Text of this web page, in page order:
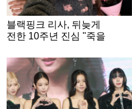
블랙핑크 리사, 뒤늦게
전한 10주년 진심 "죽을